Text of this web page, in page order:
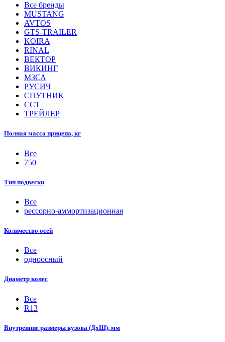
Все бренды
MUSTANG
AVTOS
GTS-TRAILER
KOIRA
RINAL
ВЕКТОР
ВИКИНГ
МЗСА
РУСИЧ
СПУТНИК
ССТ
ТРЕЙЛЕР
Полная масса прицепа, кг
Все
750
Тип подвески
Все
рессорно-аммортизационная
Количество осей
Все
одноосный
Диаметр колес
Все
R13
Внутренние размеры кузова (ДхШ), мм